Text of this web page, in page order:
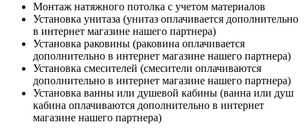
Монтаж натяжного потолка с учетом материалов
Установка унитаза (унитаз оплачивается дополнительно
в интернет магазине нашего партнера)
Установка раковины (раковина оплачивается
дополнительно в интернет магазине нашего партнера)
Установка смесителей (смесители оплачиваются
дополнительно в интернет магазине нашего партнера)
Установка ванны или душевой кабины (ванна или душ
кабина оплачиваются дополнительно в интернет
магазине нашего партнера)